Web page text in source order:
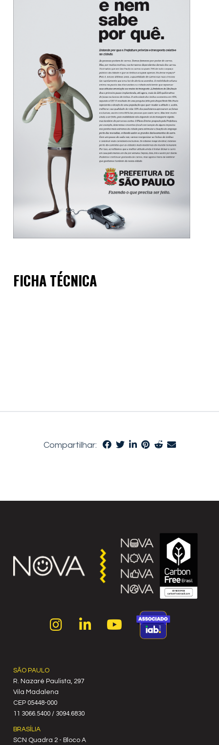
FICHA TÉCNICA
Compartilhar:
SÃO PAULO
R. Nazaré Paulista, 297
Vila Madalena
C‍EP 05448-000
11 3066.5400 / 3094.6830
BRASÍLIA
SCN Quadra 2 - Bloco A